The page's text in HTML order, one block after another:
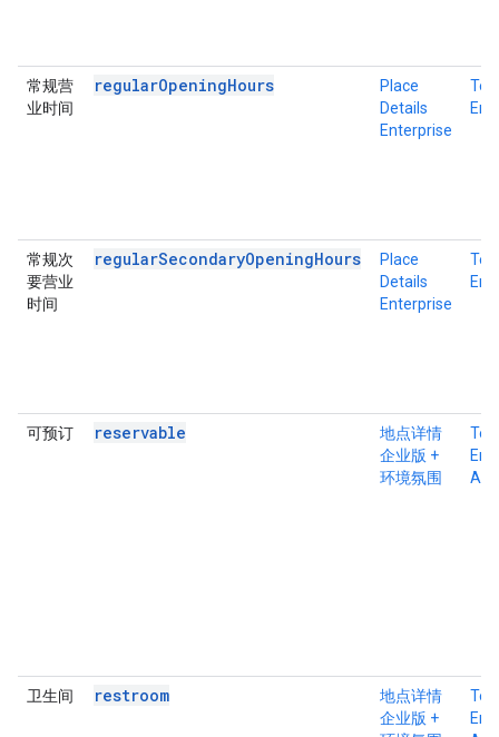
常规营
业时间
regularOpeningHours
Place
Details
Enterprise
常规次
要营业
时间
regularSecondaryOpeningHours
Place
Details
Enterprise
可预订 reservable
地点详情
企业版 +
环境氛围
卫生间 restroom
地点详情
企业版 +